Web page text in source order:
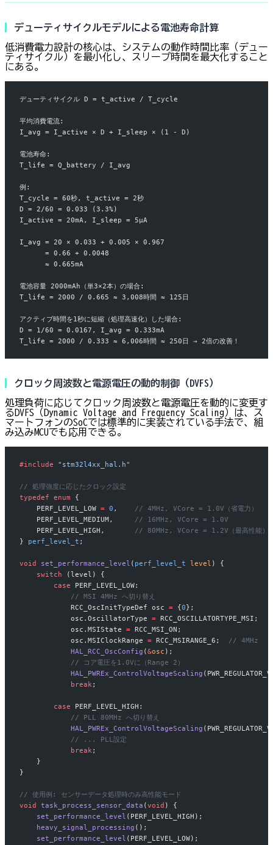
デューティサイクルモデルによる電池寿命計算
低消費電力設計の核心は、システムの動作時間比率（デュー
ティサイクル）を最小化し、スリープ時間を最大化すること
にある。
デューティサイクル D = t_active / T_cycle
平均消費電流:
I_avg = I_active × D + I_sleep × (1 - D)
電池寿命:
T_life = Q_battery / I_avg
例:
T_cycle = 60秒, t_active = 2秒
D = 2/60 = 0.033 (3.3%)
I_active = 20mA, I_sleep = 5µA
I_avg = 20 × 0.033 + 0.005 × 0.967
      = 0.66 + 0.0048
      ≈ 0.665mA
電池容量 2000mAh（単3×2本）の場合:
T_life = 2000 / 0.665 ≈ 3,008時間 ≈ 125日
アクティブ時間を1秒に短縮（処理高速化）した場合:
D = 1/60 = 0.0167, I_avg = 0.333mA
T_life = 2000 / 0.333 ≈ 6,006時間 ≈ 250日 → 2倍の改善！
クロック周波数と電源電圧の動的制御（DVFS）
処理負荷に応じてクロック周波数と電源電圧を動的に変更す
るDVFS（Dynamic Voltage and Frequency Scaling）は、ス
マートフォンのSoCでは標準的に実装されている手法で、組
み込みMCUでも応用できる。
#include "stm32l4xx_hal.h"
// 処理強度に応じたクロック設定
typedef enum {
    PERF_LEVEL_LOW
= 0 ,
    // 4MHz, VCore = 1.0V（省電力）
    PERF_LEVEL_MEDIUM,
     // 16MHz, VCore = 1.0V
    PERF_LEVEL_HIGH,
       // 80MHz, VCore = 1.2V（最高性能）
} perf_level_t ;
void set_performance_level ( perf_level_t level ) {
    switch
(level) {
        case
PERF_LEVEL_LOW:
            // MSI 4MHz へ切り替え
            RCC_OscInitTypeDef osc
= {0};
            osc.OscillatorType
= RCC_OSCILLATORTYPE_MSI;
            osc.MSIState
= RCC_MSI_ON;
            osc.MSIClockRange
= RCC_MSIRANGE_6;
  // 4MHz
            HAL_RCC_OscConfig
(&osc );
            // コア電圧を1.0Vに（Range 2）
            HAL_PWREx_ControlVoltageScaling
            break
;
        case
PERF_LEVEL_HIGH:
            // PLL 80MHz へ切り替え
            HAL_PWREx_ControlVoltageScaling
            // ... PLL設定
            break
;
    }
}
// 使用例: センサーデータ処理時のみ高性能モード
void
task_process_sensor_data (void ) {
    set_performance_level
(PERF_LEVEL_HIGH);
    heavy_signal_processing
();
    set_performance_level
(PERF_LEVEL_LOW);